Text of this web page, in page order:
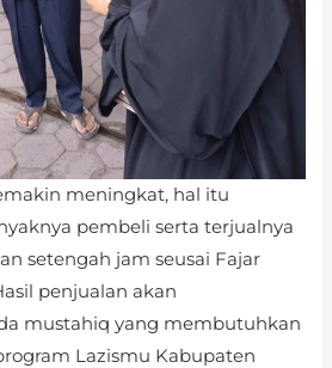
meningkat, hal itu
pembeli serta terjualnya
setengah jam seusai Fajar
penjualan akan
mustahiq yang membutuhkan
Lazismu Kabupaten